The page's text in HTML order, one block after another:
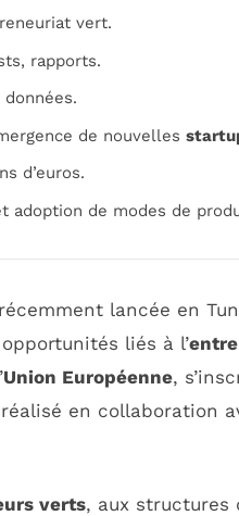
vert.
rapports.
de nouvelles
d’euros.
adoption de modes de
récemment lancée en
liés à l’
Union Européenne,
en collaboration
verts, aux structures